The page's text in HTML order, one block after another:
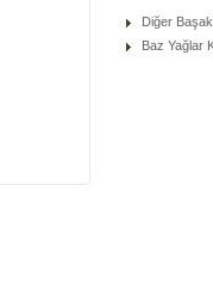
Diğer
Baz Yağlar